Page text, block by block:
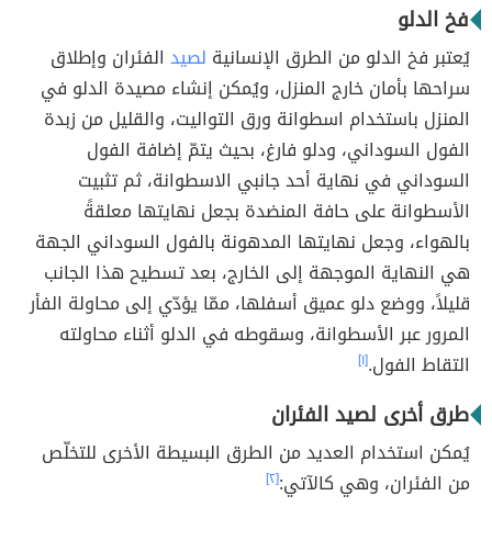
فخ الدلو
يُعتبر فخ الدلو من الطرق الإنسانية لصيد الفئران وإطلاق
سراحها بأمان خارج المنزل، ويُمكن إنشاء مصيدة الدلو في
المنزل باستخدام اسطوانة ورق التواليت، والقليل من زبدة
الفول السوداني، ودلو فارغ، بحيث يتمّ إضافة الفول
السوداني في نهاية أحد جانبي الاسطوانة، ثم تثبيت
الأسطوانة على حافة المنضدة بجعل نهايتها معلقةً
بالهواء، وجعل نهايتها المدهونة بالفول السوداني الجهة
هي النهاية الموجهة إلى الخارج، بعد تسطيح هذا الجانب
قليلاً، ووضع دلو عميق أسفلها، ممّا يؤدّي إلى محاولة الفأر
المرور عبر الأسطوانة، وسقوطه في الدلو أثناء محاولته
التقاط الفول.[١]
طرق أخرى لصيد الفئران
يُمكن استخدام العديد من الطرق البسيطة الأخرى للتخلّص
من الفئران، وهي كالآتي:[٢]